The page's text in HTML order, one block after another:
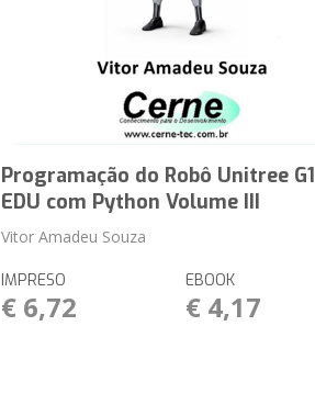
Programação do Robô Unitree G1
EDU com Python Volume III
Vitor Amadeu Souza
IMPRESO
€ 6,72
EBOOK
€ 4,17